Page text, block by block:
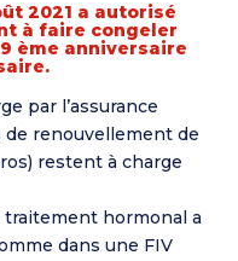
2021 a autorisé
à faire congeler
ème anniversaire
par l’assurance
de renouvellement de
restent à charge
hormonal a
dans une FIV